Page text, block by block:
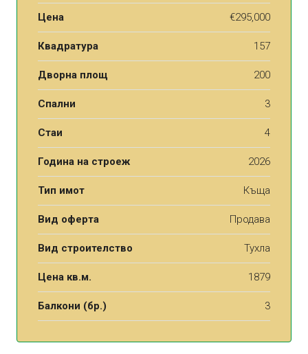
Цена €295,000
Квадратура 157
Дворна площ 200
Спални 3
Стаи 4
Година на строеж 2026
Тип имот Къща
Вид оферта Продава
Вид строителство Тухла
Цена кв.м. 1879
Балкони (бр.) 3